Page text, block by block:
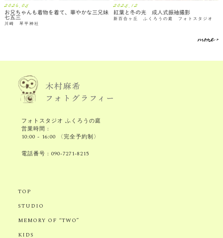
2026.05
お兄ちゃんも着物を着て、華やかな三兄妹
七五三
川崎 琴平神社
2025.12
紅葉と冬の光 成人式振袖撮影
新百合ヶ丘 ふくろうの庭 フォトスタジオ
more >
フォトスタジオ ふくろうの庭
営業時間 :
10:00 - 16:00 〈完全予約制〉
電話番号 :090-7271-8215
TOP
STUDIO
MEMORY OF “TWO”
KIDS